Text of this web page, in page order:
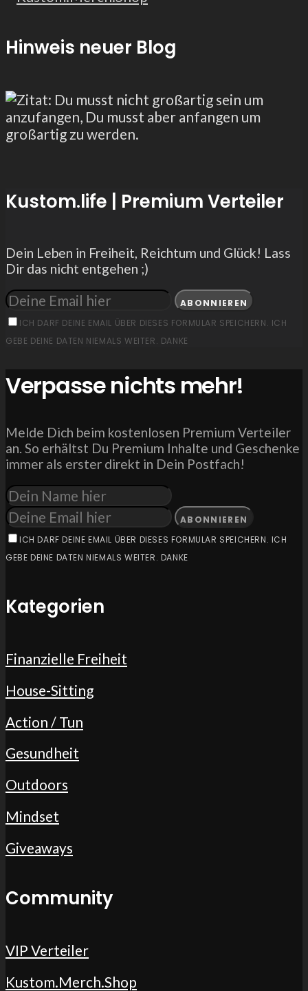
Hinweis neuer Blog
Kustom.life | Premium Verteiler
Dein Leben in Freiheit, Reichtum und Glück! Lass
Dir das nicht entgehen ;)
ABONNIEREN
ICH DARF DEINE EMAIL ÜBER DIESES FORMULAR SPEICHERN. ICH
GEBE DEINE DATEN NIEMALS WEITER. DANKE
Verpasse nichts mehr!
Melde Dich beim kostenlosen Premium Verteiler
an. So erhältst Du Premium Inhalte und Geschenke
immer als erster direkt in Dein Postfach!
ABONNIEREN
ICH DARF DEINE EMAIL ÜBER DIESES FORMULAR SPEICHERN. ICH
GEBE DEINE DATEN NIEMALS WEITER. DANKE
Kategorien
Finanzielle Freiheit
House-Sitting
Action / Tun
Gesundheit
Outdoors
Mindset
Giveaways
Community
VIP Verteiler
Kustom.Merch.Shop